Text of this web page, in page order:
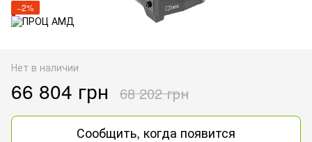
−2%
Нет в наличии
66 804 грн 68 202 грн
Сообщить, когда появится